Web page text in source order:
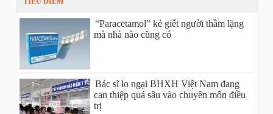
“Paracetamol” kẻ giết người thầm lặng
mà nhà nào cũng có
Bác sĩ lo ngại BHXH Việt Nam đang
can thiệp quá sâu vào chuyên môn điều
trị